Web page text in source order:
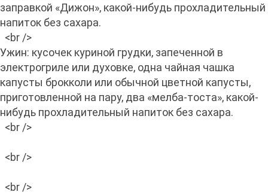
заправкой «Дижон», какой-нибудь прохладительный
напиток без сахара.
<br />
Ужин: кусочек куриной грудки, запеченной в
электрогриле или духовке, одна чайная чашка
капусты брокколи или обычной цветной капусты,
приготовленной на пару, два «мелба-тоста», какой-
нибудь прохладительный напиток без сахара.
<br />
<br />
<br />